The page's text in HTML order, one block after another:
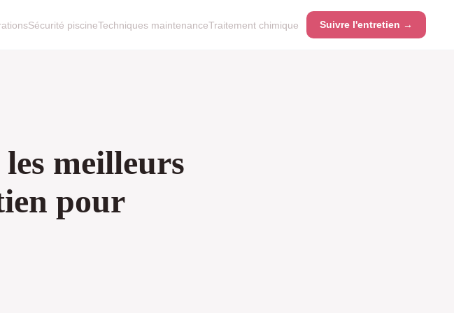
Sécurité piscineTechniques maintenanceTraitement chimique Suivre l'entretien →
meilleurs
pour